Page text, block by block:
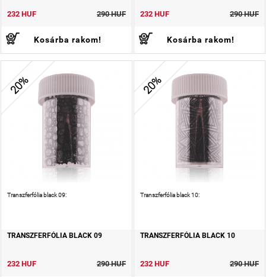
232 HUF 290 HUF
Kosárba rakom!
232 HUF 290 HUF
Kosárba rakom!
20%
Transzferfólia black 09:
TRANSZFERFÓLIA BLACK 09
232 HUF 290 HUF
20%
Transzferfólia black 10:
TRANSZFERFÓLIA BLACK 10
232 HUF 290 HUF